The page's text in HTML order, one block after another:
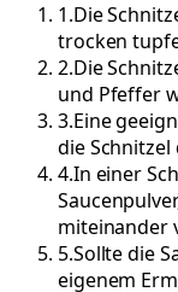
1.Die
trocken
2.Die
und Pfeffer
3.Eine
die
4.In einer
miteinander
5.Sollte die
eigenem